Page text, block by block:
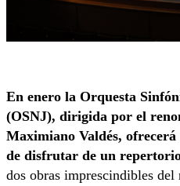
En enero la Orquesta
(OSNJ), dirigida por el
Maximiano Valdés,
de disfrutar de un
dos obras imprescindibles